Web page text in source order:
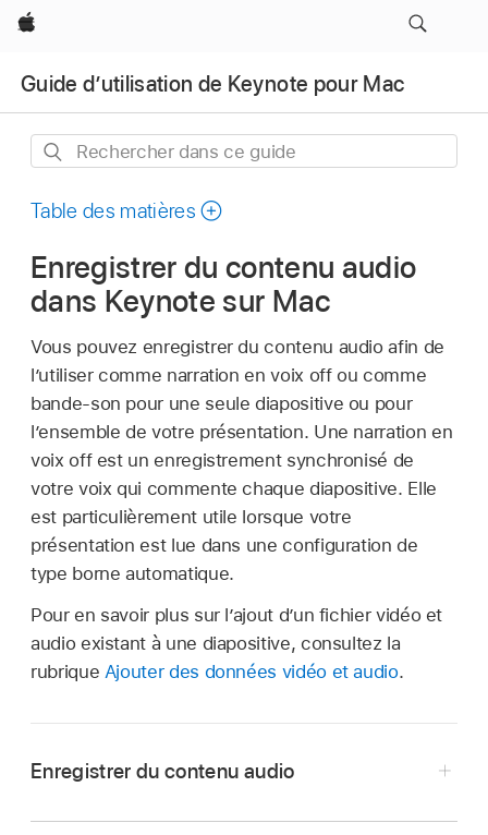
Apple
Guide d’utilisation de Keynote pour Mac
Rechercher
ce
Table des matières
Enregistrer du contenu audio
dans Keynote sur Mac
Vous pouvez enregistrer du contenu audio afin de
l’utiliser comme narration en voix off ou comme
bande-son pour une seule diapositive ou pour
l’ensemble de votre présentation. Une narration en
voix off est un enregistrement synchronisé de
votre voix qui commente chaque diapositive. Elle
est particulièrement utile lorsque votre
présentation est lue dans une configuration de
type borne automatique.
Pour en savoir plus sur l’ajout d’un fichier vidéo et
audio existant à une diapositive, consultez la
rubrique Ajouter des données vidéo et audio.
Enregistrer du contenu audio